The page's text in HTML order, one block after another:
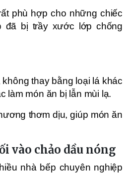
phù hợp cho những chiếc
đã bị trầy xước lớp chống
thay bằng loại lá khác
làm món ăn bị lẫn mùi lạ.
thơm dịu, giúp món ăn
vào chảo dầu nóng
nhà bếp chuyên nghiệp